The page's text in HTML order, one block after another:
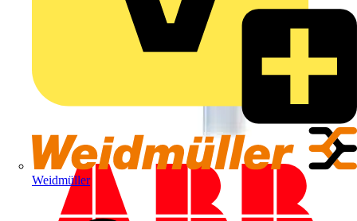
Weidmüller